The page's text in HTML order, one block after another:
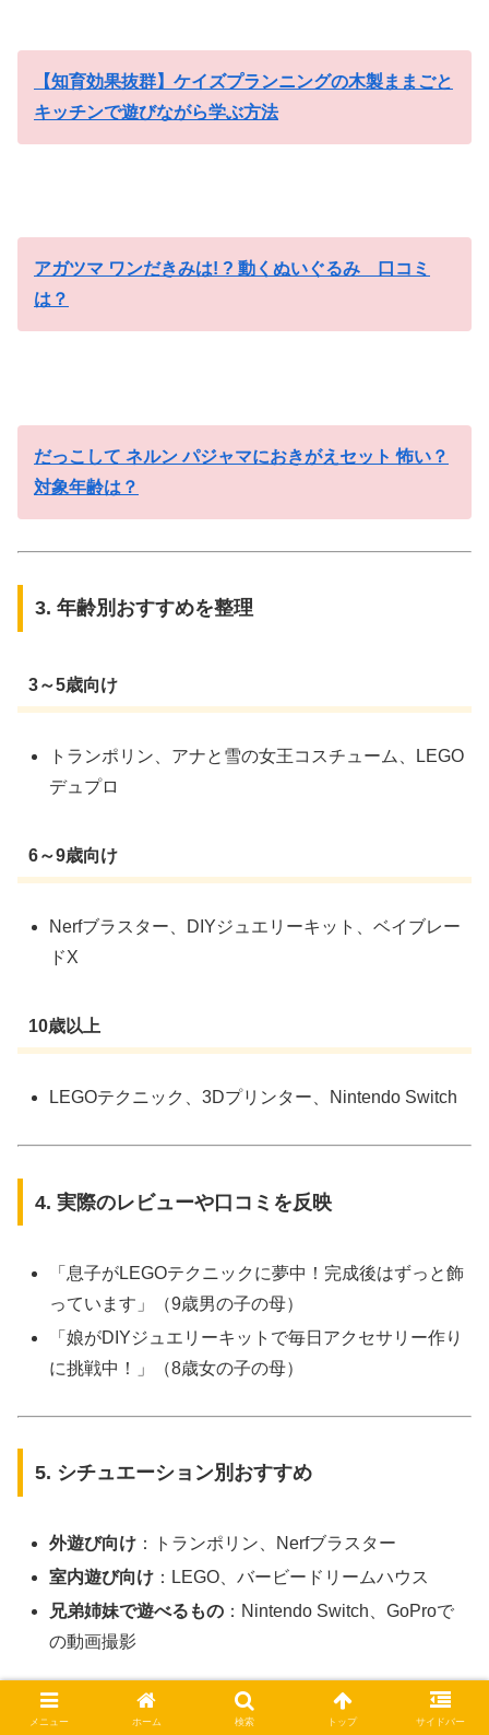
【知育効果抜群】ケイズプランニングの木製ままごと
キッチンで遊びながら学ぶ方法
アガツマ ワンだきみは! ? 動くぬいぐるみ 口コミ
は？
だっこして ネルン パジャマにおきがえセット 怖い？
対象年齢は？
3. 年齢別おすすめを整理
3～5歳向け
トランポリン、アナと雪の女王コスチューム、LEGO
デュプロ
6～9歳向け
Nerfブラスター、DIYジュエリーキット、ベイブレー
ドX
10歳以上
LEGOテクニック、3Dプリンター、Nintendo Switch
4. 実際のレビューや口コミを反映
「息子がLEGOテクニックに夢中！完成後はずっと飾
っています」（9歳男の子の母）
「娘がDIYジュエリーキットで毎日アクセサリー作り
に挑戦中！」（8歳女の子の母）
5. シチュエーション別おすすめ
外遊び向け ：トランポリン、Nerfブラスター
室内遊び向け ：LEGO、バービードリームハウス
兄弟姉妹で遊べるもの ：Nintendo Switch、GoProで
の動画撮影
メニュー ホーム 検索 トップ サイドバー